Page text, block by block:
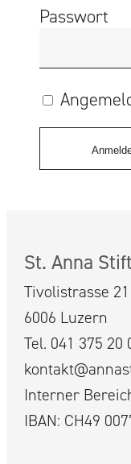
SCHWESTERN
RESTAURANT
ÜBER UNS
Passwort
St. Anna
Tivolistrasse 21
6006 Luzern
Tel. 041 375 20
Interner
IBAN: CH49